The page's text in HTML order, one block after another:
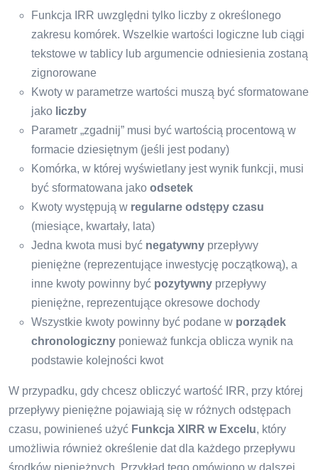
Funkcja IRR uwzględni tylko liczby z określonego
zakresu komórek. Wszelkie wartości logiczne lub ciągi
tekstowe w tablicy lub argumencie odniesienia zostaną
zignorowane
Kwoty w parametrze wartości muszą być sformatowane
jako liczby
Parametr „zgadnij” musi być wartością procentową w
formacie dziesiętnym (jeśli jest podany)
Komórka, w której wyświetlany jest wynik funkcji, musi
być sformatowana jako odsetek
Kwoty występują w regularne odstępy czasu
(miesiące, kwartały, lata)
Jedna kwota musi być negatywny przepływy
pieniężne (reprezentujące inwestycję początkową), a
inne kwoty powinny być pozytywny przepływy
pieniężne, reprezentujące okresowe dochody
Wszystkie kwoty powinny być podane w porządek
chronologiczny ponieważ funkcja oblicza wynik na
podstawie kolejności kwot
W przypadku, gdy chcesz obliczyć wartość IRR, przy której
przepływy pieniężne pojawiają się w różnych odstępach
czasu, powinieneś użyć Funkcja XIRR w Excelu, który
umożliwia również określenie dat dla każdego przepływu
środków pieniężnych. Przykład tego omówiono w dalszej